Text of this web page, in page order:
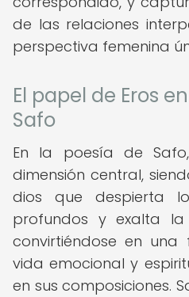
de las relaciones
perspectiva femenina
El papel de Eros
Safo
En la poesía de
dimensión central,
dios que despierta
profundos y exalta
convirtiéndose en
vida emocional y
en sus composiciones.